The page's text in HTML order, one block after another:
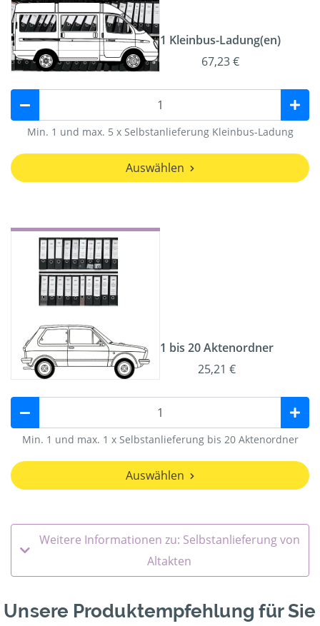
1 Kleinbus-Ladung(en)
67,23 €
Min. 1 und max. 5 x Selbstanlieferung Kleinbus-Ladung
Auswählen
1 bis 20 Aktenordner
25,21 €
Min. 1 und max. 1 x Selbstanlieferung bis 20 Aktenordner
Auswählen
Weitere Informationen zu: Selbstanlieferung von
Altakten
Unsere Produktempfehlung für Sie